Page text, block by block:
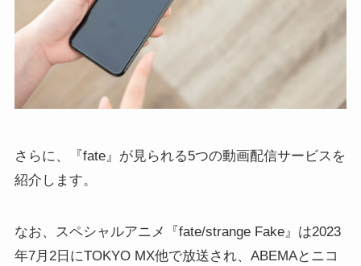
さらに、『fate』が見られる5つの動画配信サービスを
紹介します。
なお、スペシャルアニメ『fate/strange Fake』は2023
年7月2日にTOKYO MX他で放送され、ABEMAとニコ